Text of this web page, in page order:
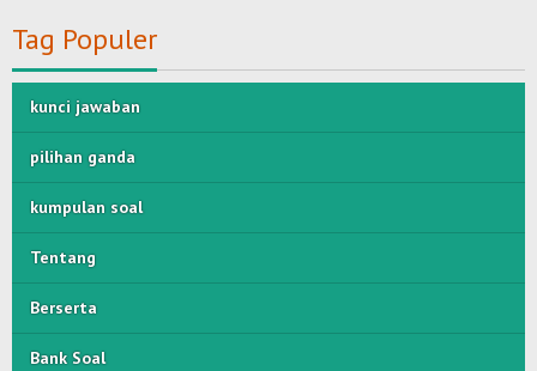
Tag Populer
kunci jawaban
pilihan ganda
kumpulan soal
Tentang
Berserta
Bank Soal